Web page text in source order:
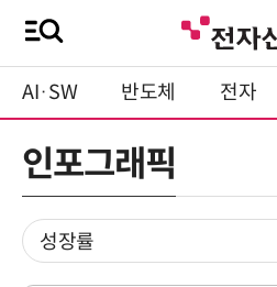
AI·SW 반도체 전자
인포그래픽